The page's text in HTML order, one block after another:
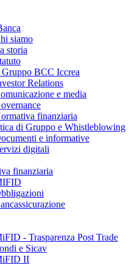
siamo
storia
BCC Iccrea
Relations
e media
finanziaria
di Gruppo e Whistleblowing
e informative
digitali
finanziaria
- Trasparenza Post Trade
e Sicav
II